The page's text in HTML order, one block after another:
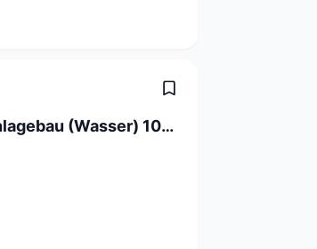
Vertriebsprojektleiter Anlagebau (Wasser) 100% (m/w/d)